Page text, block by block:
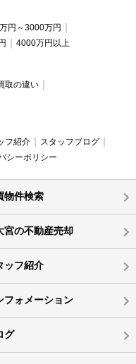
円～3000万円
4000万円以上
取の違い
フ紹介
スタッフブログ
シーポリシー
物件検索
宮の不動産売却
ッフ紹介
フォメーション
グ